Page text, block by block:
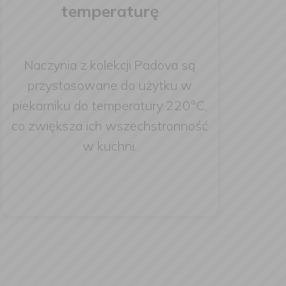
temperaturę
Naczynia z kolekcji Padova są
przystosowane do użytku w
piekarniku do temperatury 220°C,
co zwiększa ich wszechstronność
w kuchni.